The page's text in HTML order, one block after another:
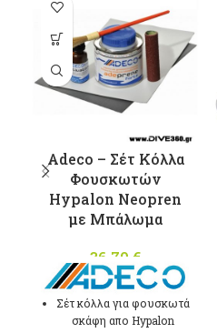
Adeco – Σέτ Κόλλα
Φουσκωτών
Hypalon Neopren
με Μπάλωμα
36,70 €
Σέτ κόλλα για φουσκωτά
σκάφη απο Hypalon